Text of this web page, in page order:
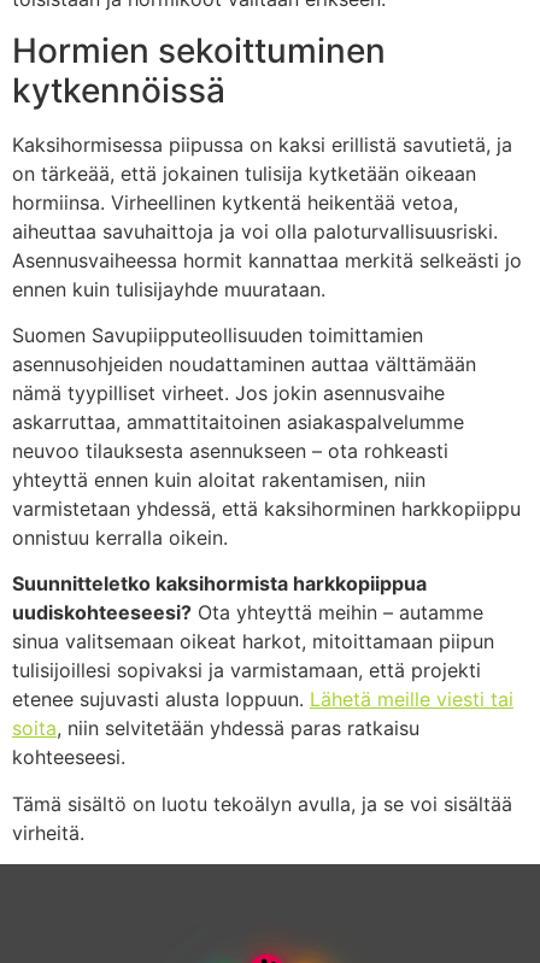
Hormien sekoittuminen
kytkennöissä
Kaksihormisessa piipussa on kaksi erillistä savutietä, ja
on tärkeää, että jokainen tulisija kytketään oikeaan
hormiinsa. Virheellinen kytkentä heikentää vetoa,
aiheuttaa savuhaittoja ja voi olla paloturvallisuusriski.
Asennusvaiheessa hormit kannattaa merkitä selkeästi jo
ennen kuin tulisijayhde muurataan.
Suomen Savupiipputeollisuuden toimittamien
asennusohjeiden noudattaminen auttaa välttämään
nämä tyypilliset virheet. Jos jokin asennusvaihe
askarruttaa, ammattitaitoinen asiakaspalvelumme
neuvoo tilauksesta asennukseen – ota rohkeasti
yhteyttä ennen kuin aloitat rakentamisen, niin
varmistetaan yhdessä, että kaksihorminen harkkopiippu
onnistuu kerralla oikein.
Suunnitteletko kaksihormista harkkopiippua
uudiskohteeseesi? Ota yhteyttä meihin – autamme
sinua valitsemaan oikeat harkot, mitoittamaan piipun
tulisijoillesi sopivaksi ja varmistamaan, että projekti
etenee sujuvasti alusta loppuun. Lähetä meille viesti tai
soita, niin selvitetään yhdessä paras ratkaisu
kohteeseesi.
Tämä sisältö on luotu tekoälyn avulla, ja se voi sisältää
virheitä.